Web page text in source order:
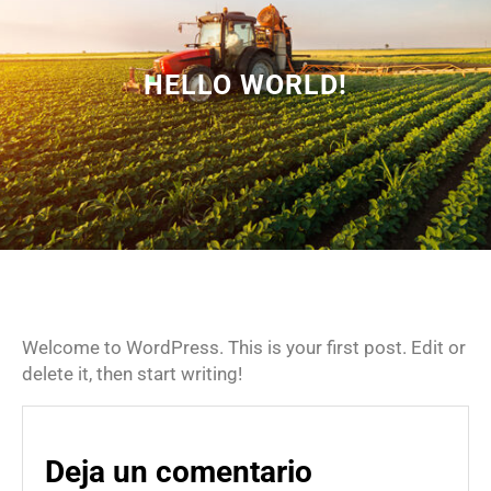
HELLO WORLD!
Welcome to WordPress. This is your first post. Edit or
delete it, then start writing!
Deja un comentario